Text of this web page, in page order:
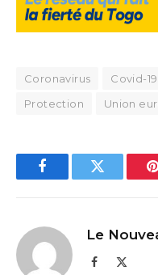
Coronavirus Covid-19
Protection
Union
FacebookTwitter
Le
Facebook